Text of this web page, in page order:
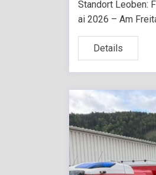
Standort Leoben:
ai 2026 – Am
Details